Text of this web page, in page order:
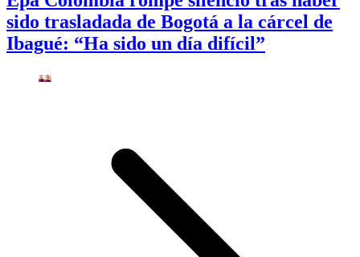
sido trasladada de Bogotá a la cárcel de
Ibagué: “Ha sido un día difícil”